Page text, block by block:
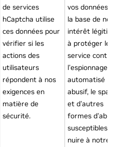
de services
hCaptcha utilise
ces données pour
vérifier si les
actions des
utilisateurs
répondent à nos
exigences en
matière de
sécurité.
vos données
la base de
intérêt
à protéger le
service contre
l'espionnage
automatisé
abusif, le
et d'autres
formes d'abus
susceptibles
nuire à notre